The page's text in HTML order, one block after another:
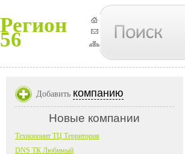
Регион
56
Добавить компанию
Новые компании
Технопоинт ТЦ Территория
DNS ТК Любимый